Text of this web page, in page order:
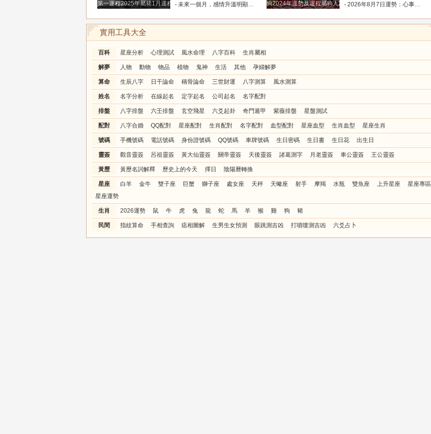
第一運程2025年屬豬1月運程解析未來一個月，感情升溫明顯的三個星座，值得的人靠近_時間_雙魚_反應
狗2024年運勢及運程屬狗人2024運勢好嗎2026年8月7日運勢：心事懸在半空最是疲憊，今天迷霧散去，所有人都能接住生活給出的明確答復_事情_層面_關係
實用工具大全
百科 星座分析 心理測試 風水命理 八字百科 生肖屬相
解夢 人物 動物 物品 植物 鬼神 生活 其他 孕婦解夢
算命 生辰八字 日干論命 稱骨論命 三世財運 八字測算 風水測算
姓名 名字分析 在線起名 定字起名 公司起名 名字配對
排盤 八字排盤 六壬排盤 玄空飛星 六爻起卦 奇門遁甲 紫薇排盤 星盤測試
配對 八字合婚 QQ配對 星座配對 生肖配對 名字配對 血型配對 星座血型 生肖血型 星座生肖
號碼 手機號碼 電話號碼 身份證號碼 QQ號碼 車牌號碼 生日密碼 生日書 生日花 出生日
靈簽 觀音靈簽 呂祖靈簽 黃大仙靈簽 關帝靈簽 天後靈簽 諸葛測字 月老靈簽 車公靈簽 王公靈簽
黃歷 黃歷名詞解釋 歷史上的今天 擇日 陰陽曆轉換
星座 白羊 金牛 雙子座 巨蟹 獅子座 處女座 天秤 天蠍座 射手 摩羯 水瓶 雙魚座 上升星座
星座專區
星座運勢
生肖 2026運勢 鼠 牛 虎 兔 龍 蛇 馬 羊 猴 雞 狗 豬
民間 指紋算命 手相查詢 痣相圖解 生男生女預測 眼跳測吉凶 打噴嚏測吉凶 六爻占卜